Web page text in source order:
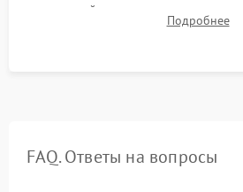
до нужной температуры,
штатного слива и абсолютной
Подробнее
FAQ. Ответы на вопросы